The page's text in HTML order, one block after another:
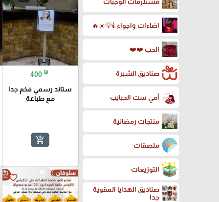
مستلزمات الوجبات
اضاءات واجواء 🕯️💡☀️🔥
الحب ❤️❤️
صناديق الشبرة
أمي ست الحبايب
منتجات رمضانية
ملصقات
التوزيعات
صناديق الهدايا المقوية
جدا
400 ₪
ستاند رسمي فخم جدا
مع طباعة
add_shopping_cart
favorite_border